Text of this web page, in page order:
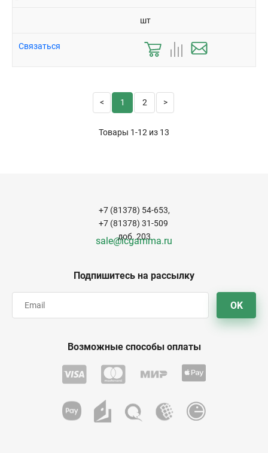
шт
Связаться
1 2
Товары 1-12 из 13
Подпишитесь на рассылку
OK
+7 (81378) 54-653,
+7 (81378) 31-509
доб. 203
sale@icgamma.ru
Возможные способы оплаты